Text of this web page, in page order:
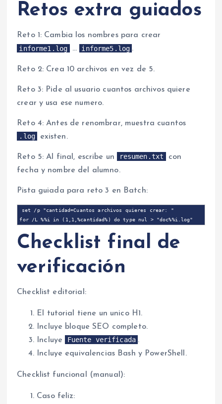
Retos extra guiados
Reto 1: Cambia los nombres para crear
informe1.log
… informe5.log .
Reto 2: Crea 10 archivos en vez de 5.
Reto 3: Pide al usuario cuantos archivos quiere
crear y usa ese numero.
Reto 4: Antes de renombrar, muestra cuantos
.log
existen.
Reto 5: Al final, escribe un resumen.txt
con
fecha y nombre del alumno.
Pista guiada para reto 3 en Batch:
set /p "cantidad=Cuantos archivos quieres crear: "
Checklist final de
verificación
Checklist editorial:
El tutorial tiene un unico H1.
Incluye bloque SEO completo.
Incluye
Fuente verificada .
Incluye equivalencias Bash y PowerShell.
Checklist funcional (manual):
Caso feliz: